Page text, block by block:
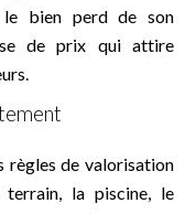
bien perd de son
de prix qui attire
règles de valorisation
la piscine, le